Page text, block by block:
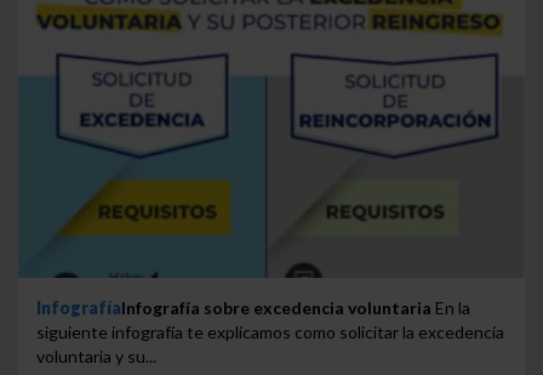
InfografíaInfografía sobre excedencia voluntaria En la
siguiente infografía te explicamos como solicitar la excedencia
voluntaria y su...